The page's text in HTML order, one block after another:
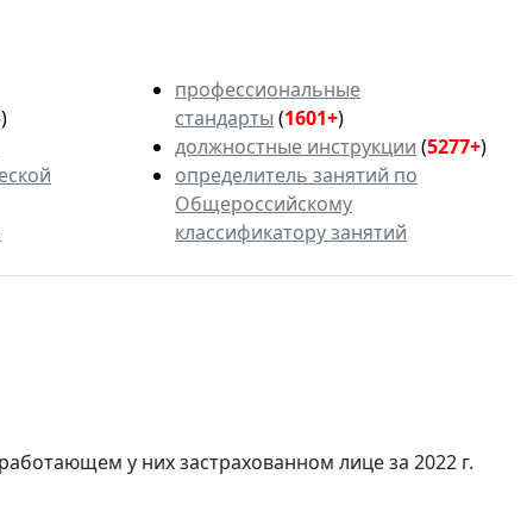
профессиональные
стандарты (1601+)
должностные инструкции (5277+)
определитель занятий по
Общероссийскому
классификатору занятий
у них застрахованном лице за 2022 г.